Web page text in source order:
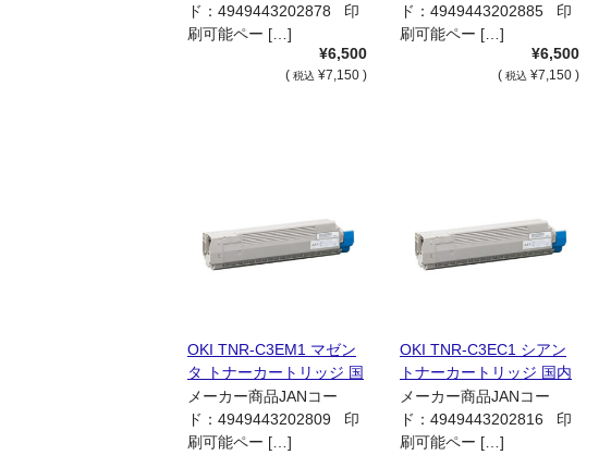
ド：4949443202878 印
刷可能ペー […]
¥6,500
( 税込 ¥7,150 )
ド：4949443202885 印
刷可能ペー […]
¥6,500
( 税込 ¥7,150 )
OKI TNR-C3EM1 マゼン
タ トナーカートリッジ 国
内リサイクル品
メーカー商品JANコー
ド：4949443202809 印
刷可能ペー […]
OKI TNR-C3EC1 シアン
トナーカートリッジ 国内
リサイクル品
メーカー商品JANコー
ド：4949443202816 印
刷可能ペー […]